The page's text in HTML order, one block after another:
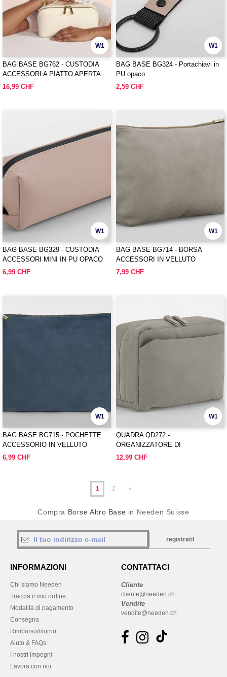
W1
BAG BASE BG762 - CUSTODIA
ACCESSORI A PIATTO APERTA
BOUTIQUE
16,99 CHF
W1
BAG BASE BG324 - Portachiavi in
PU opaco
2,59 CHF
W1
BAG BASE BG329 - CUSTODIA
ACCESSORI MINI IN PU OPACO
6,99 CHF
W1
BAG BASE BG714 - BORSA
ACCESSORI IN VELLUTO
7,99 CHF
W1
BAG BASE BG715 - POCHETTE
ACCESSORIO IN VELLUTO
6,99 CHF
W1
QUADRA QD272 -
ORGANIZZATORE DI
TECNOLOGIA DI STOCCOLMA
12,99 CHF
1 2 »
Compra Borse Altro Base in Needen Suisse
registrati!
INFORMAZIONI
Chi siamo Needen
Traccia il mio ordine
Modalità di pagamento
Consegna
Rimborso/ritorno
Aiuto & FAQs
I nostri impegni
Lavora con noi
CONTATTACI
Cliente
cliente@needen.ch
Vendite
vendite@needen.ch